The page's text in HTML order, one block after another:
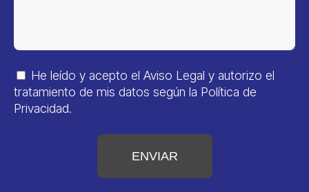
He leído y acepto el Aviso Legal y autorizo el
tratamiento de mis datos según la Política de
Privacidad.
ENVIAR